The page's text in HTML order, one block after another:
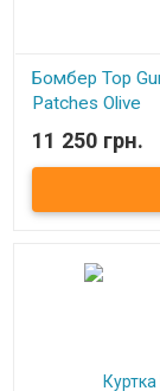
Бомбер Top
Patches Olive
В наличии
11 250 грн.